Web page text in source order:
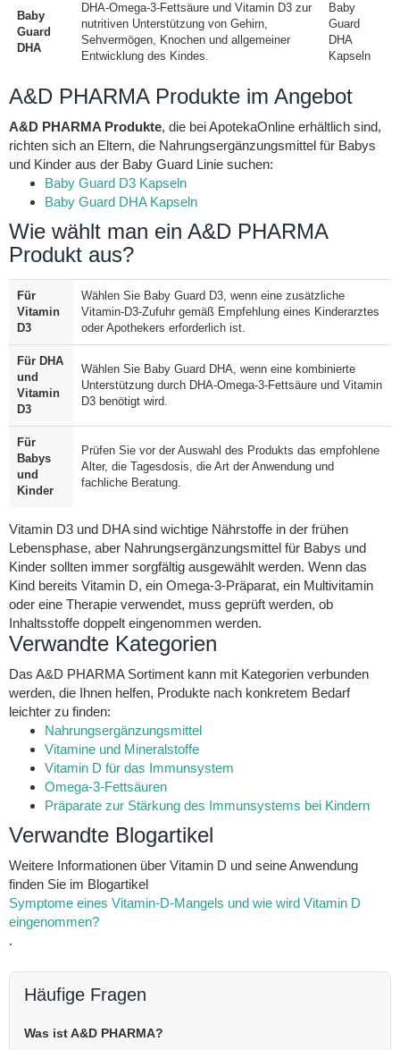
Baby
Guard
DHA
DHA-Omega-3-Fettsäure und Vitamin D3 zur
nutritiven Unterstützung von Gehirn,
Sehvermögen, Knochen und allgemeiner
Entwicklung des Kindes.
Baby
Guard
DHA
Kapseln
A&D PHARMA Produkte im Angebot
A&D PHARMA Produkte, die bei ApotekaOnline erhältlich sind,
richten sich an Eltern, die Nahrungsergänzungsmittel für Babys
und Kinder aus der Baby Guard Linie suchen:
Baby Guard D3 Kapseln
Baby Guard DHA Kapseln
Wie wählt man ein A&D PHARMA
Produkt aus?
Für
Vitamin
D3
Wählen Sie Baby Guard D3, wenn eine zusätzliche
Vitamin-D3-Zufuhr gemäß Empfehlung eines Kinderarztes
oder Apothekers erforderlich ist.
Für DHA
und
Vitamin
D3
Wählen Sie Baby Guard DHA, wenn eine kombinierte
Unterstützung durch DHA-Omega-3-Fettsäure und Vitamin
D3 benötigt wird.
Für
Babys
und
Kinder
Prüfen Sie vor der Auswahl des Produkts das empfohlene
Alter, die Tagesdosis, die Art der Anwendung und
fachliche Beratung.
Vitamin D3 und DHA sind wichtige Nährstoffe in der frühen
Lebensphase, aber Nahrungsergänzungsmittel für Babys und
Kinder sollten immer sorgfältig ausgewählt werden. Wenn das
Kind bereits Vitamin D, ein Omega-3-Präparat, ein Multivitamin
oder eine Therapie verwendet, muss geprüft werden, ob
Inhaltsstoffe doppelt eingenommen werden.
Verwandte Kategorien
Das A&D PHARMA Sortiment kann mit Kategorien verbunden
werden, die Ihnen helfen, Produkte nach konkretem Bedarf
leichter zu finden:
Nahrungsergänzungsmittel
Vitamine und Mineralstoffe
Vitamin D für das Immunsystem
Omega-3-Fettsäuren
Präparate zur Stärkung des Immunsystems bei Kindern
Verwandte Blogartikel
Weitere Informationen über Vitamin D und seine Anwendung
finden Sie im Blogartikel
Symptome eines Vitamin-D-Mangels und wie wird Vitamin D
eingenommen?
.
Häufige Fragen
Was ist A&D PHARMA?